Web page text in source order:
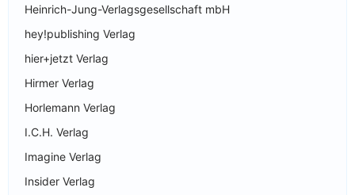
Heinrich-Jung-Verlagsgesellschaft mbH
hey!publishing Verlag
hier+jetzt Verlag
Hirmer Verlag
Horlemann Verlag
I.C.H. Verlag
Imagine Verlag
Insider Verlag